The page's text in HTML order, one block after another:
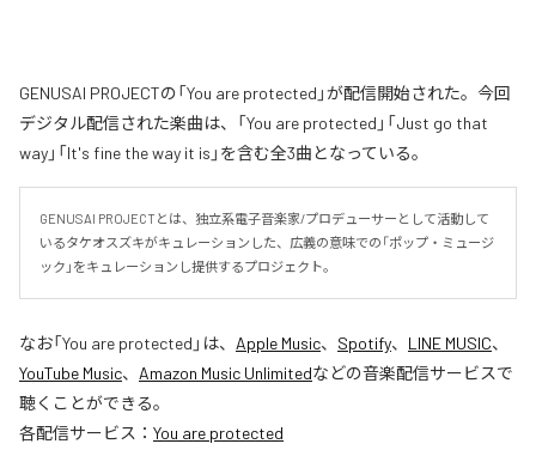
GENUSAI PROJECTの「You are protected」が配信開始された。今回
デジタル配信された楽曲は、「You are protected」「Just go that
way」「It's fine the way it is」を含む全3曲となっている。
GENUSAI PROJECTとは、独立系電子音楽家/プロデューサーとして活動して
いるタケオスズキがキュレーションした、広義の意味での「ポップ・ミュージ
ック」をキュレーションし提供するプロジェクト。
なお「You are protected 」は、 Apple Music、 Spotify、 LINE MUSIC、
YouTube Music、 Amazon Music Unlimitedなどの音楽配信サービスで
聴くことができる。
各配信サービス： You are protected